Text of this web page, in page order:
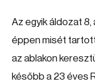
Az egyik áldozat 8,
éppen misét
az ablakon
később a 23 éves